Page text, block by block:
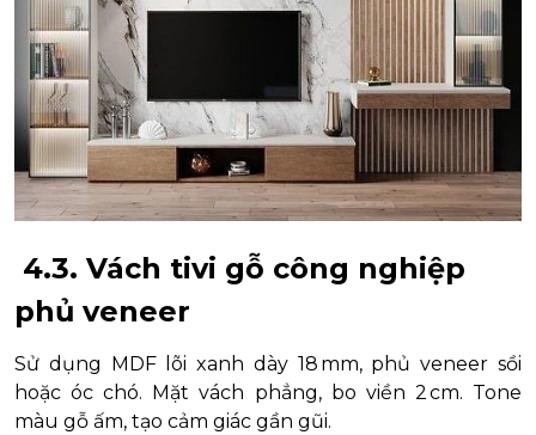
4.3. Vách tivi gỗ công nghiệp
phủ veneer
Sử dụng MDF lõi xanh dày 18 mm, phủ veneer sồi
hoặc óc chó. Mặt vách phẳng, bo viền 2 cm. Tone
màu gỗ ấm, tạo cảm giác gần gũi.